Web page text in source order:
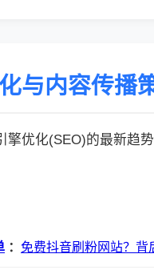
与内容传播
擎优化(SEO)的最新趋
： 免费抖音刷粉网站？背